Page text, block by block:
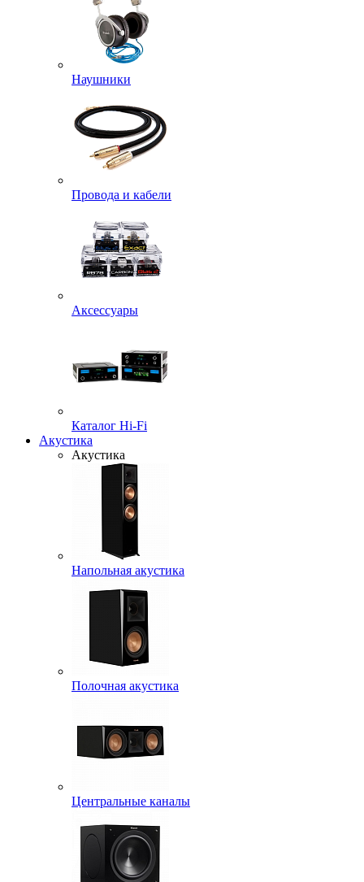
Наушники
Провода и кабели
Аксессуары
Каталог Hi-Fi
Акустика
Акустика
Напольная акустика
Полочная акустика
Центральные каналы